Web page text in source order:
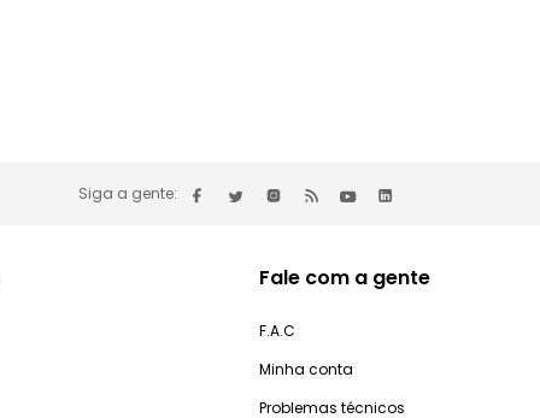
Siga a gente:
Fale com a gente
F.A.C
Minha conta
Problemas técnicos